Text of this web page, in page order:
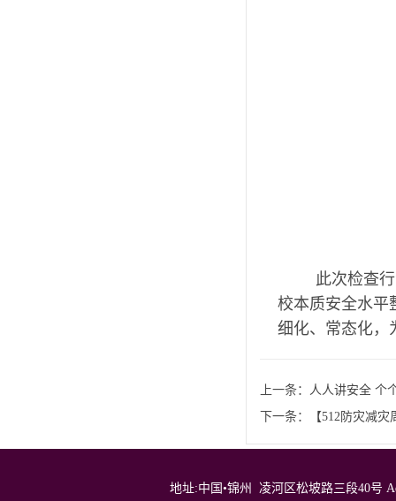
此次检查
校本质安全水平
细化、常态化，
上一条： 人人讲安全 个
下一条：
【512防灾减
地址:中国•锦州 凌河区松坡路三段40号